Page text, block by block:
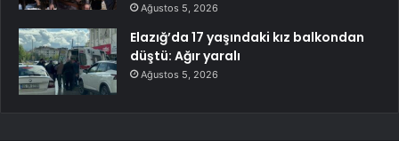
Ağustos 5, 2026
Elazığ’da 17 yaşındaki kız balkondan
düştü: Ağır yaralı
Ağustos 5, 2026